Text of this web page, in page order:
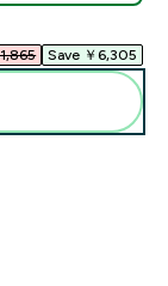
Save ￥6,305‎